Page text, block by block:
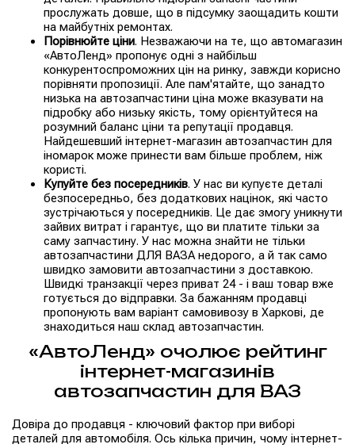
прослужать довше, що в підсумку заощадить кошти
на майбутніх ремонтах.
Порівнюйте ціни. Незважаючи на те, що автомагазин
«АвтоЛенд» пропонує одні з найбільш
конкурентоспроможних цін на ринку, завжди корисно
порівняти пропозиції. Але пам'ятайте, що занадто
низька на автозапчастини ціна може вказувати на
підробку або низьку якість, тому орієнтуйтеся на
розумний баланс ціни та репутації продавця.
Найдешевший інтернет-магазин автозапчастин для
іномарок може принести вам більше проблем, ніж
користі.
Купуйте без посередників. У нас ви купуєте деталі
безпосередньо, без додаткових націнок, які часто
зустрічаються у посередників. Це дає змогу уникнути
зайвих витрат і гарантує, що ви платите тільки за
саму запчастину. У нас можна знайти не тільки
автозапчастини ДЛЯ ВАЗА недорого, а й так само
швидко замовити автозапчастини з доставкою.
Швидкі транзакції через приват 24 - і ваш товар вже
готується до відправки. За бажанням продавці
пропонують вам варіант самовивозу в Харкові, де
знаходиться наш склад автозапчастин.
«АвтоЛенд» очолює рейтинг
інтернет-магазинів
автозапчастин для ВАЗ
Довіра до продавця - ключовий фактор при виборі
деталей для автомобіля. Ось кілька причин, чому інтернет-